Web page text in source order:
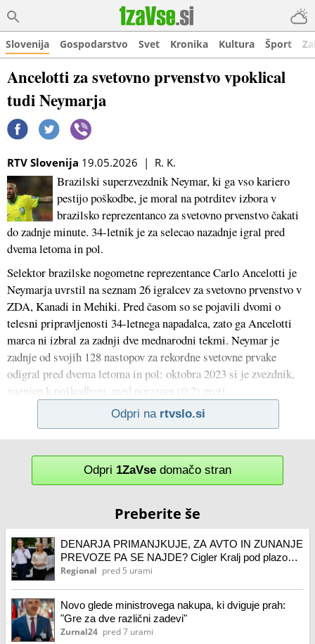
Slovenija Gospodarstvo Svet Kronika Kultura Šport
Ancelotti za svetovno prvenstvo vpoklical
tudi Neymarja
RTV Slovenija 19.05.2026 | R. K.
Brazilski superzvezdnik Neymar, ki ga vso kariero
pestijo poškodbe, je moral na potrditev izbora v
brazilsko reprezentanco za svetovno prvenstvo čakati
do zadnje minute. 34-letnik je za selecao nazadnje igral pred
dvema letoma in pol.
Selektor brazilske nogometne reprezentance Carlo Ancelotti je
Neymarja uvrstil na seznam 26 igralcev za svetovno prvenstvo v
ZDA, Kanadi in Mehiki. Pred časom so se pojavili dvomi o
telesni pripravljenosti 34-letnega napadalca, zato ga Ancelotti
marca ni izbral za zadnji dve mednarodni tekmi. Neymar je
zadnje od svojih 128 nastopov za rekordne svetovne prvake
odigral pred dvema letoma in pol: oktobra 2023 si je zvezdnik,
nagnjen k poškodbam, med porazom (0:2) proti
Odpri na rtvslo.si
Odpri 1ZaVse domačo stran
Preberite še
DENARJA PRIMANJKUJE, ZA AVTO IN ZUNANJE
PREVOZE PA SE NAJDE? Cigler Kralj pod plazom
kritik, oglasila se je tudi nekdanja ministrica
Regional pred 5 urami
Novo glede ministrovega nakupa, ki dviguje prah:
"Gre za dve različni zadevi"
Zurnal24 pred 7 urami